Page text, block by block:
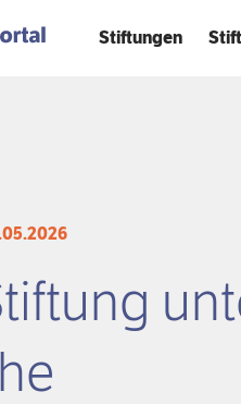
Stiftungen